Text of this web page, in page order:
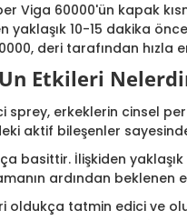
Viga 60000'ün kapak
yaklaşık 10-15 dakika
deri tarafından hızla
Etkileri
sprey, erkeklerin cinsel
aktif bileşenler
basittir. İlişkiden
ardından beklenen
oldukça tatmin edici ve